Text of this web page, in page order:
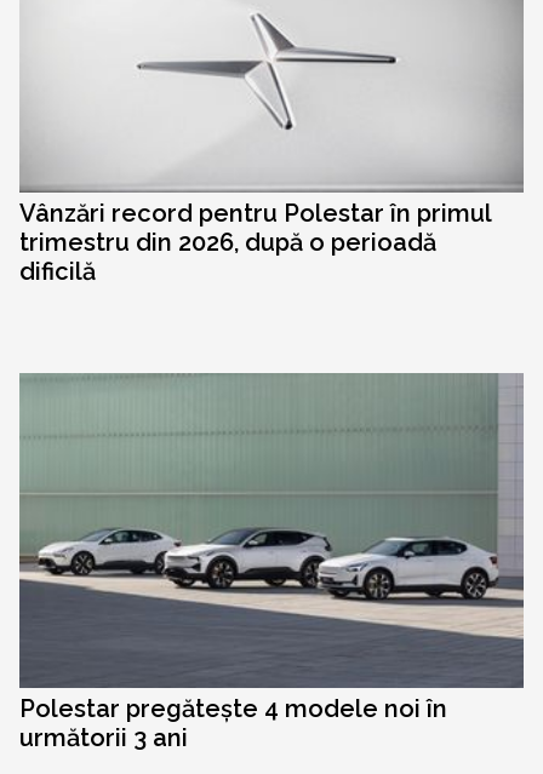
Vânzări record pentru Polestar în primul
trimestru din 2026, după o perioadă
dificilă
Polestar pregătește 4 modele noi în
următorii 3 ani